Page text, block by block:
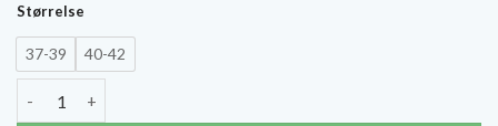
Størrelse
37-39 40-42